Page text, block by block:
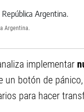
Argentina.
implementar
un botón de
para hacer